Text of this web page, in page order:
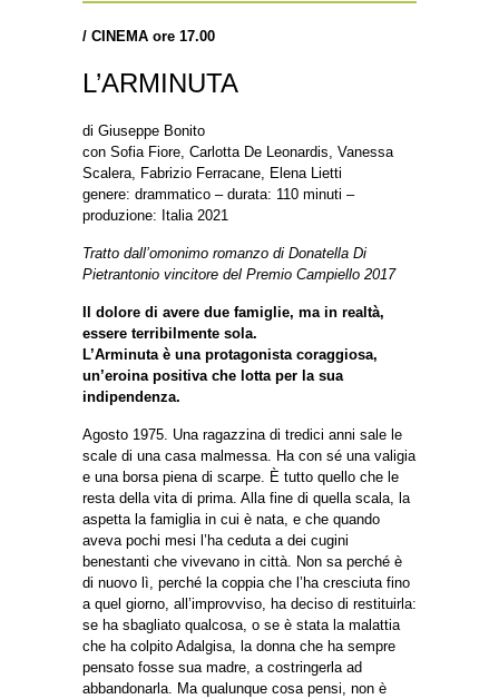
/ CINEMA ore 17.00
L’ARMINUTA
di Giuseppe Bonito
con Sofia Fiore, Carlotta De Leonardis, Vanessa
Scalera, Fabrizio Ferracane, Elena Lietti
genere: drammatico – durata: 110 minuti –
produzione: Italia 2021
Tratto dall’omonimo romanzo di Donatella Di
Pietrantonio vincitore del Premio Campiello 2017
Il dolore di avere due famiglie, ma in realtà,
essere terribilmente sola.
L’Arminuta è una protagonista coraggiosa,
un’eroina positiva che lotta per la sua
indipendenza.
Agosto 1975. Una ragazzina di tredici anni sale le
scale di una casa malmessa. Ha con sé una valigia
e una borsa piena di scarpe. È tutto quello che le
resta della vita di prima. Alla fine di quella scala, la
aspetta la famiglia in cui è nata, e che quando
aveva pochi mesi l’ha ceduta a dei cugini
benestanti che vivevano in città. Non sa perché è
di nuovo lì, perché la coppia che l’ha cresciuta fino
a quel giorno, all’improvviso, ha deciso di restituirla:
se ha sbagliato qualcosa, o se è stata la malattia
che ha colpito Adalgisa, la donna che ha sempre
pensato fosse sua madre, a costringerla ad
abbandonarla. Ma qualunque cosa pensi, non è